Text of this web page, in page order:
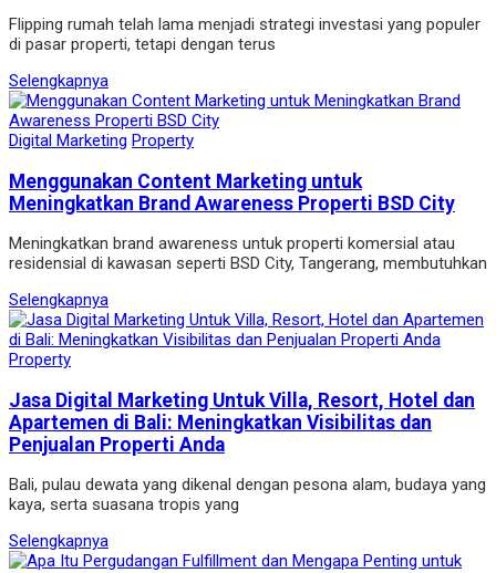
Flipping rumah telah lama menjadi strategi investasi yang populer
di pasar properti, tetapi dengan terus
Selengkapnya
Digital Marketing Property
Menggunakan Content Marketing untuk
Meningkatkan Brand Awareness Properti BSD City
Meningkatkan brand awareness untuk properti komersial atau
residensial di kawasan seperti BSD City, Tangerang, membutuhkan
Selengkapnya
Property
Jasa Digital Marketing Untuk Villa, Resort, Hotel dan
Apartemen di Bali: Meningkatkan Visibilitas dan
Penjualan Properti Anda
Bali, pulau dewata yang dikenal dengan pesona alam, budaya yang
kaya, serta suasana tropis yang
Selengkapnya